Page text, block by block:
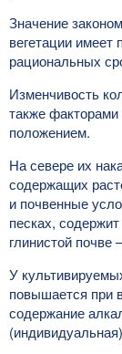
Значение
вегетации имеет
рациональных
Изменчивость
также
положением.
На севере их
содержащих
и почвенные
песках,
глинистой
У
повышается при
содержание